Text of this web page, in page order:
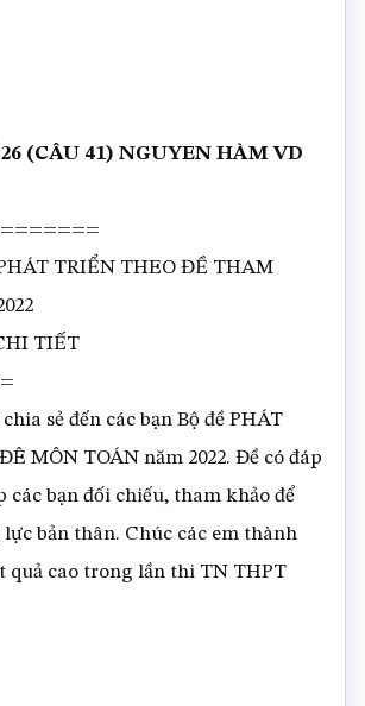
(CÂU 41) NGUYEN HÀM VD
TRIỂN THEO ĐỀ THAM
TIẾT
sẻ đến các bạn Bộ đề PHÁT
MÔN TOÁN năm 2022. Đề có đáp
các bạn đối chiếu, tham khảo để
bản thân. Chúc các em thành
quả cao trong lần thi TN THPT